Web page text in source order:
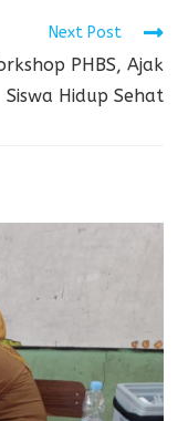
Next Post
PHBS, Ajak
Siswa Hidup Sehat